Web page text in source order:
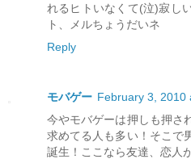
れるヒトいなくて(泣)寂し
ト、メルちょうだいネ
Reply
モバゲー February 3, 2010
今やモバゲーは押しも押さ
求めてる人も多い！そこで
誕生！ここなら友達、恋人